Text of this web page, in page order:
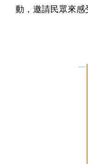
動，邀請民眾來